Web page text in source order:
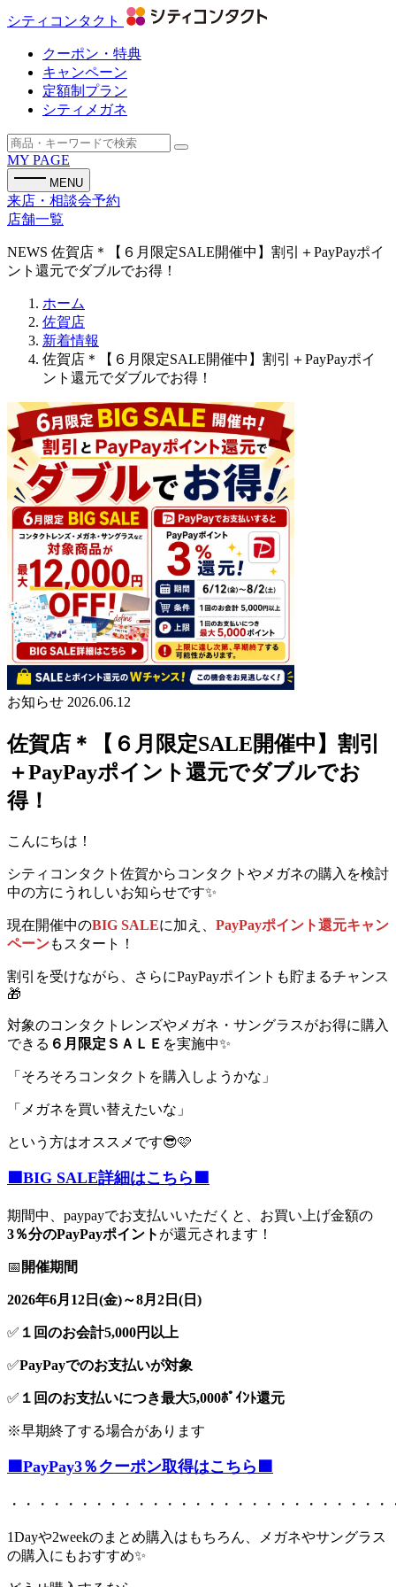
シティコンタクト
クーポン・特典
キャンペーン
定額制プラン
シティメガネ
MY PAGE
MENU
来店・相談会予約
店舗一覧
NEWS 佐賀店＊【６月限定SALE開催中】割引＋PayPayポイ
ント還元でダブルでお得！
ホーム
佐賀店
新着情報
佐賀店＊【６月限定SALE開催中】割引＋PayPayポイ
ント還元でダブルでお得！
お知らせ 2026.06.12
佐賀店＊【６月限定SALE開催中】割引
＋PayPayポイント還元でダブルでお
得！
こんにちは！
シティコンタクト佐賀からコンタクトやメガネの購入を検討
中の方にうれしいお知らせです✨
現在開催中のBIG SALEに加え、 PayPayポイント還元キャン
ペーンもスタート！
割引を受けながら、さらにPayPayポイントも貯まるチャンス
🎁
対象のコンタクトレンズやメガネ・サングラスがお得に購入
できる ６月限定ＳＡＬＥ を実施中✨
「そろそろコンタクトを購入しようかな」
「メガネを買い替えたいな」
という方はオススメです😎🩷
🟦BIG SALE詳細はこちら🟦
期間中、paypayでお支払いいただくと、お買い上げ金額の
3％分のPayPayポイント が還元されます！
📅 開催期間
2026年6月12日(金)～8月2日(日)
✅ １回のお会計5,000円以上
✅PayPayでのお支払いが対象
✅ １回のお支払いにつき最大5,000ﾎﾟｲﾝﾄ還元
※早期終了する場合があります
🟧PayPay3％クーポン取得はこちら🟧
・・・・・・・・・・・・・・・・・・・・・・・・・・・
1Dayや2weekのまとめ購入はもちろん、メガネやサングラス
の購入にもおすすめ✨